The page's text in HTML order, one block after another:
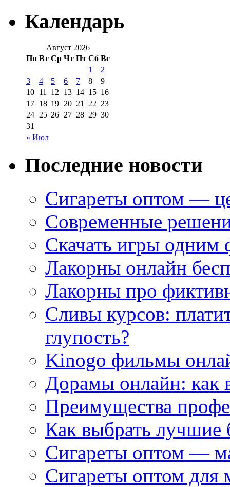
Календарь
Август 2026
Пн Вт Ср Чт Пт Сб Вс
« Июл
1
2
3
4 5 6 7 8
9
10 11 12 13 14 15 16
17 18 19 20 21 22 23
24 25 26 27 28 29 30
31
Последние новости
Сигареты оптом —
Современные
Скачать игры одним
Лакорны онлайн
Лакорны про
Сливы курсов:
глупость?
Kinogo фильмы
Дорамы онлайн: как
Преимущества
Как выбрать
Сигареты оптом —
Сигареты оптом для